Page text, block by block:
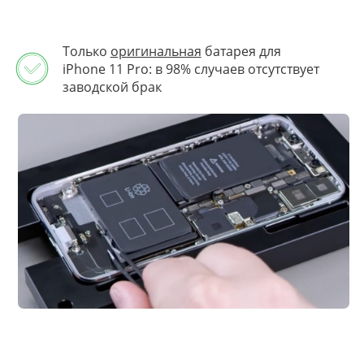
Только оригинальная батарея для
iPhone 11 Pro: в 98% случаев отсутствует
заводской брак